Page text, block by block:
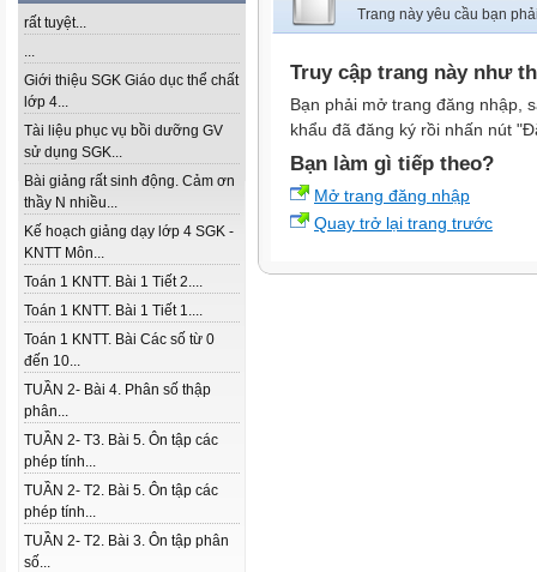
rất tuyệt...
...
Giới thiệu SGK Giáo dục thể chất
lớp 4...
Tài liệu phục vụ bồi dưỡng GV
sử dụng SGK...
Bài giảng rất sinh động. Cảm ơn
thầy N nhiều...
Kế hoạch giảng dạy lớp 4 SGK -
KNTT Môn...
Toán 1 KNTT. Bài 1 Tiết 2....
Toán 1 KNTT. Bài 1 Tiết 1....
Toán 1 KNTT. Bài Các số từ 0
đến 10...
TUẦN 2- Bài 4. Phân số thập
phân...
TUẦN 2- T3. Bài 5. Ôn tập các
phép tính...
TUẦN 2- T2. Bài 5. Ôn tập các
phép tính...
TUẦN 2- T2. Bài 3. Ôn tập phân
số...
Trang này yêu cầu bạn
Truy cập trang này như
Bạn phải mở trang đăng nhập,
khẩu đã đăng ký rồi nhấn nút
Bạn làm gì tiếp theo?
Mở trang đăng nhập
Quay trở lại trang trước